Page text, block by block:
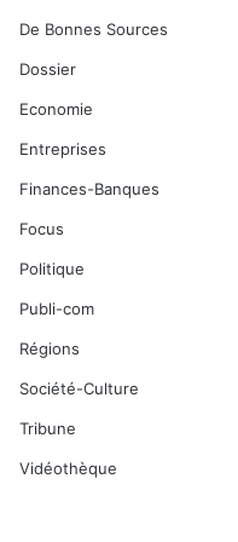
De Bonnes Sources
Dossier
Economie
Entreprises
Finances-Banques
Focus
Politique
Publi-com
Régions
Société-Culture
Tribune
Vidéothèque